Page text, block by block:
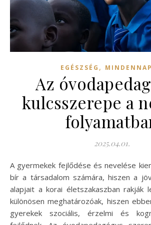
EGÉSZSÉG ,
Az
kulcsszerepe a
2025.04.01.
A gyermekek fejlődése és nevelése kiemelt jelentőséggel
bír a társadalom számára, hiszen a
alapjait a korai életszakaszban rakják
különösen meghatározóak, hiszen
gyerekek szociális, érzelmi és